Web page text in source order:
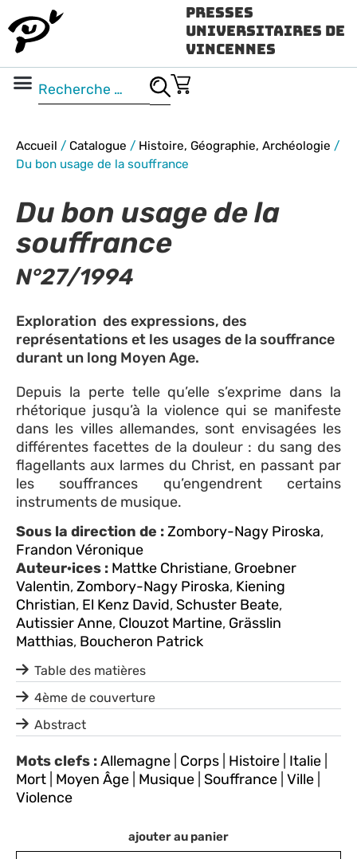
Presses
Universitaires de
Vincennes
Accueil / Catalogue / Histoire, Géographie, Archéologie /
Du bon usage de la souffrance
ajouter au panier
Du bon usage de la
souffrance
N°27/1994
Exploration des expressions, des
représentations et les usages de la souffrance
durant un long Moyen Age.
Depuis la perte telle qu’elle s’exprime dans la
rhétorique jusqu’à la violence qui se manifeste
dans les villes allemandes, sont envisagées les
différentes facettes de la douleur : du sang des
flagellants aux larmes du Christ, en passant par
les souffrances qu’engendrent certains
instruments de musique.
Sous la direction de :Zombory-Nagy Piroska,
Frandon Véronique
Auteur·ices : Mattke Christiane, Groebner
Valentin,Zombory-Nagy Piroska, Kiening
Christian, El Kenz David,Schuster Beate,
Autissier Anne, Clouzot Martine, Grässlin
Matthias, Boucheron Patrick
Table des matières
4ème de couverture
Abstract
Mots clefs :Allemagne Corps Histoire Italie
Mort Moyen Âge Musique Souffrance Ville
Violence